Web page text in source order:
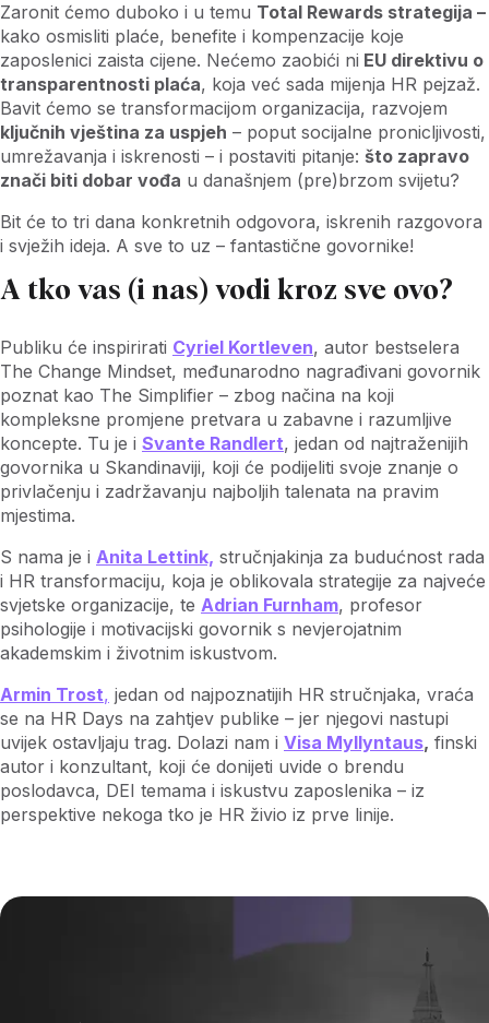
Zaronit ćemo duboko i u temu Total Rewards strategija –
kako osmisliti plaće, benefite i kompenzacije koje
zaposlenici zaista cijene. Nećemo zaobići ni EU direktivu o
transparentnosti plaća, koja već sada mijenja HR pejzaž.
Bavit ćemo se transformacijom organizacija, razvojem
ključnih vještina za uspjeh – poput socijalne pronicljivosti,
umrežavanja i iskrenosti – i postaviti pitanje: što zapravo
znači biti dobar vođa u današnjem (pre)brzom svijetu?
Bit će to tri dana konkretnih odgovora, iskrenih razgovora
i svježih ideja. A sve to uz – fantastične govornike!
A tko vas (i nas) vodi kroz sve ovo?
Publiku će inspirirati Cyriel Kortleven, autor bestselera
The Change Mindset, međunarodno nagrađivani govornik
poznat kao The Simplifier – zbog načina na koji
kompleksne promjene pretvara u zabavne i razumljive
koncepte. Tu je i Svante Randlert, jedan od najtraženijih
govornika u Skandinaviji, koji će podijeliti svoje znanje o
privlačenju i zadržavanju najboljih talenata na pravim
mjestima.
S nama je i Anita Lettink, stručnjakinja za budućnost rada
i HR transformaciju, koja je oblikovala strategije za najveće
svjetske organizacije, te Adrian Furnham, profesor
psihologije i motivacijski govornik s nevjerojatnim
akademskim i životnim iskustvom.
Armin Trost, jedan od najpoznatijih HR stručnjaka, vraća
se na HR Days na zahtjev publike – jer njegovi nastupi
uvijek ostavljaju trag. Dolazi nam i Visa Myllyntaus, finski
autor i konzultant, koji će donijeti uvide o brendu
poslodavca, DEI temama i iskustvu zaposlenika – iz
perspektive nekoga tko je HR živio iz prve linije.